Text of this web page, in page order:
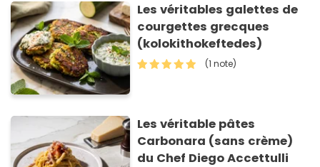
Les véritables galettes de
courgettes grecques
(kolokithokeftedes)
(1 note)
Les véritable pâtes
Carbonara (sans crème)
du Chef Diego Accettulli